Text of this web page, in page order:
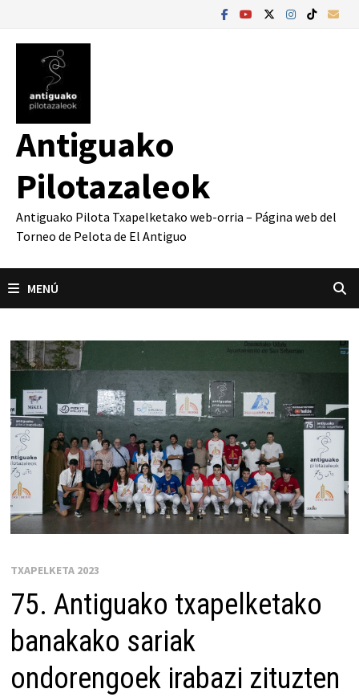
contenido
Antiguako
Pilotazaleok
Antiguako Pilota Txapelketako web-orria – Página web del
Torneo de Pelota de El Antiguo
MENÚ
TXAPELKETA 2023
75. Antiguako txapelketako
banakako sariak
ondorengoek irabazi zituzten